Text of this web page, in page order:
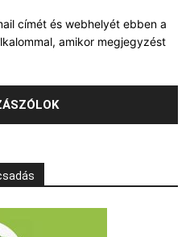
címét és webhelyét ebben a
amikor megjegyzést